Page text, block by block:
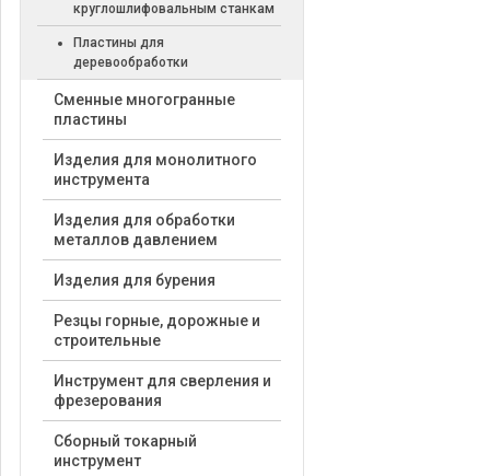
круглошлифовальным станкам
Пластины для
деревообработки
Cменные многогранные
пластины
Изделия для монолитного
инструмента
Изделия для обработки
металлов давлением
Изделия для бурения
Резцы горные, дорожные и
строительные
Инструмент для сверления и
фрезерования
Сборный токарный
инструмент